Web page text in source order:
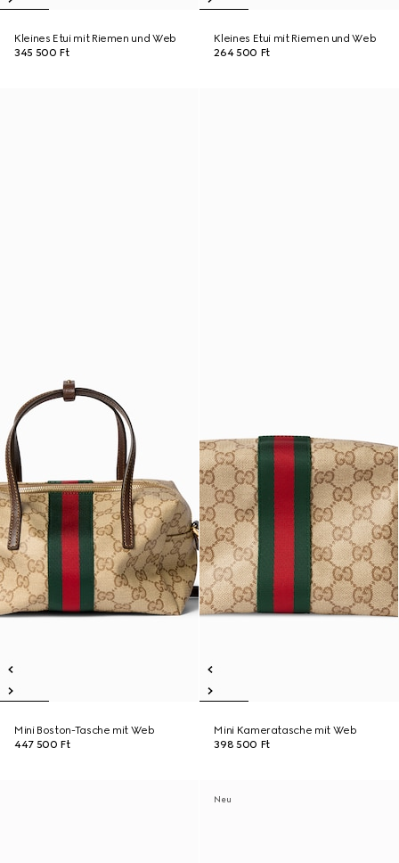
Kleines Etui mit Riemen und Web
345 500 Ft
Kleines Etui mit Riemen und Web
264 500 Ft
Mini Boston-Tasche mit Web
447 500 Ft
Mini Kameratasche mit Web
398 500 Ft
Neu